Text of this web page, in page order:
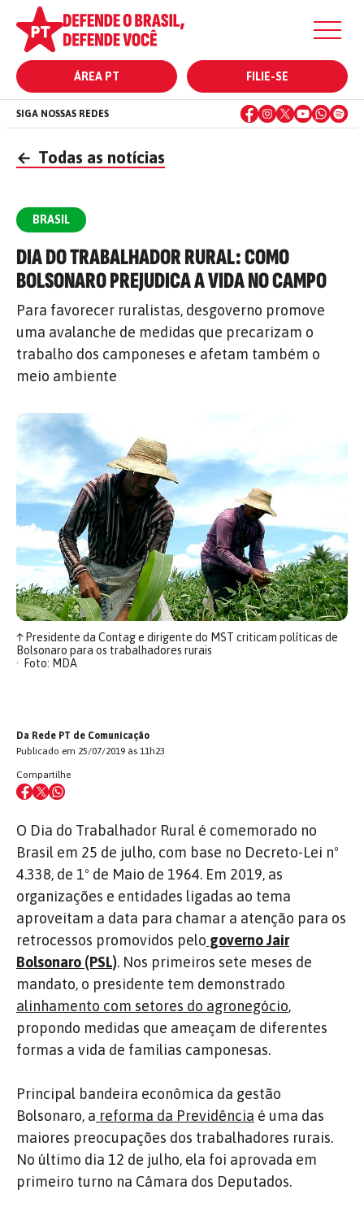
ÁREA PT FILIE-SE
SIGA NOSSAS REDES
← Todas as notícias
BRASIL
DIA DO TRABALHADOR RURAL: COMO
BOLSONARO PREJUDICA A VIDA NO CAMPO
Para favorecer ruralistas, desgoverno promove
uma avalanche de medidas que precarizam o
trabalho dos camponeses e afetam também o
meio ambiente
↑Presidente da Contag e dirigente do MST criticam políticas de
Bolsonaro para os trabalhadores rurais
Foto: MDA
Da Rede PT de Comunicação
Publicado em 25/07/2019 às 11h23
Compartilhe
O Dia do Trabalhador Rural é comemorado no
Brasil em 25 de julho, com base no Decreto-Lei nº
4.338, de 1º de Maio de 1964. Em 2019, as
organizações e entidades ligadas ao tema
aproveitam a data para chamar a atenção para os
retrocessos promovidos pelo governo Jair
Bolsonaro (PSL). Nos primeiros sete meses de
mandato, o presidente tem demonstrado
alinhamento com setores do agronegócio,
propondo medidas que ameaçam de diferentes
formas a vida de famílias camponesas.
Principal bandeira econômica da gestão
Bolsonaro, a reforma da Previdência é uma das
maiores preocupações dos trabalhadores rurais.
No último dia 12 de julho, ela foi aprovada em
primeiro turno na Câmara dos Deputados.